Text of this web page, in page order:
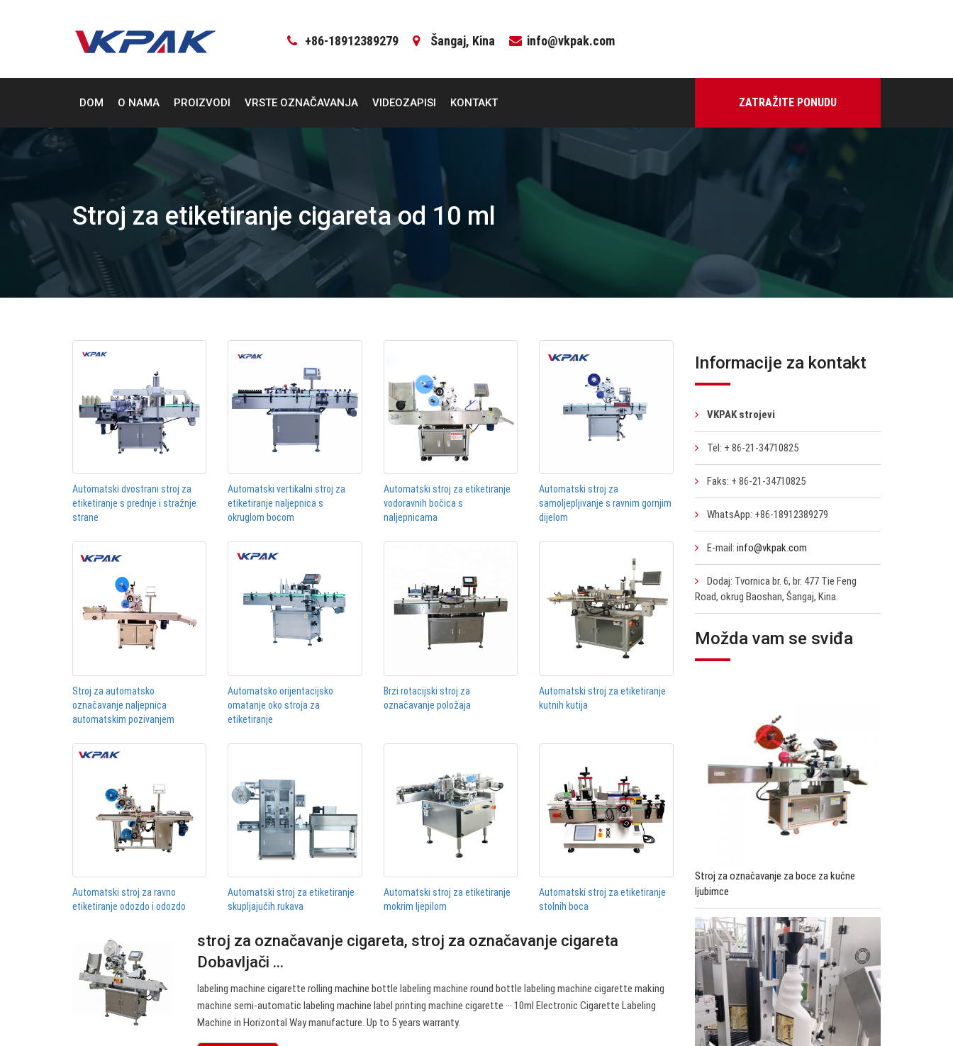
+86-18912389279 Šangaj, Kina info@vkpak.com
DOM O NAMA PROIZVODI VRSTE OZNAČAVANJA VIDEOZAPISI KONTAKT ZATRAŽITE PONUDU
Stroj za etiketiranje cigareta od 10 ml
Automatski dvostrani stroj za
etiketiranje s prednje i stražnje
strane
Automatski vertikalni stroj za
etiketiranje naljepnica s
okruglom bocom
Automatski stroj za etiketiranje
vodoravnih bočica s
naljepnicama
Automatski stroj za
samoljepljivanje s ravnim gornjim
dijelom
Stroj za automatsko
označavanje naljepnica
automatskim pozivanjem
Automatsko orijentacijsko
omatanje oko stroja za
etiketiranje
Brzi rotacijski stroj za
označavanje položaja
Automatski stroj za etiketiranje
kutnih kutija
Automatski stroj za ravno
etiketiranje odozdo i odozdo
Automatski stroj za etiketiranje
skupljajućih rukava
Automatski stroj za etiketiranje
mokrim ljepilom
Automatski stroj za etiketiranje
stolnih boca
stroj za označavanje cigareta, stroj za označavanje cigareta
Dobavljači ...
labeling machine cigarette rolling machine bottle labeling machine round bottle labeling machine cigarette making
machine semi-automatic labeling machine label printing machine cigarette ··· 10ml Electronic Cigarette Labeling
Machine in Horizontal Way manufacture. Up to 5 years warranty.
Informacije za kontakt
VKPAK strojevi
Tel: + 86-21-34710825
Faks: + 86-21-34710825
WhatsApp: +86-18912389279
E-mail: info@vkpak.com
Dodaj: Tvornica br. 6, br. 477 Tie Feng
Road, okrug Baoshan, Šangaj, Kina.
Možda vam se sviđa
Stroj za označavanje za boce za kućne
ljubimce